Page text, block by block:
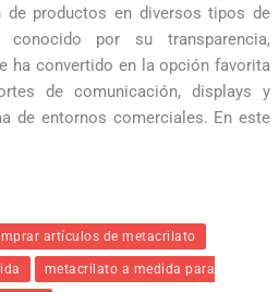
de productos en diversos tipos de
conocido por su transparencia,
ha convertido en la opción favorita
de comunicación, displays y
de entornos comerciales. En este
artículos de metacrilato
metacrilato a medida para